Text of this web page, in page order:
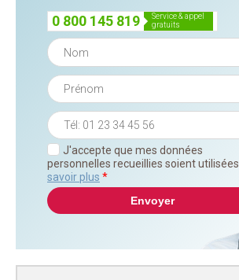
0 800 145 819
service & appel
gratuits
J'accepte que mes données
personnelles recueillies soient utilisées.
savoir plus *